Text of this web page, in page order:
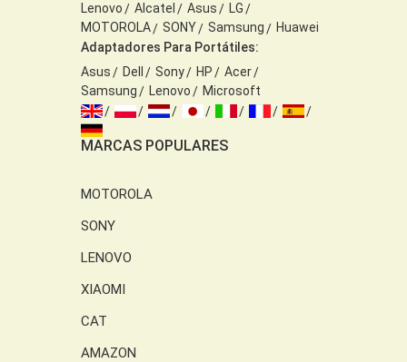
Lenovo
Alcatel Asus
LG
MOTOROLA
SONY Samsung
Huawei
Adaptadores Para Portátiles:
Asus
Dell Sony HP
Acer
Samsung
Lenovo Microsoft
MARCAS POPULARES
MOTOROLA
SONY
LENOVO
XIAOMI
CAT
AMAZON